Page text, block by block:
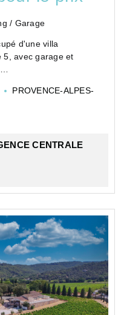
/ Garage
d'une villa
5, avec garage et
d'une femme de 80
PROVENCE-ALPES-
CENTRALE